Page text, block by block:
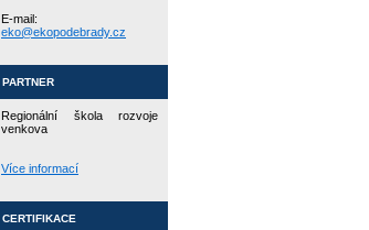
E-mail:
eko@ekopodebrady.cz
PARTNER
Regionální škola rozvoje
venkova
Více informací
CERTIFIKACE